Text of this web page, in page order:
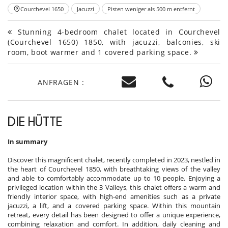
Courchevel 1650 Jacuzzi Pisten weniger als 500 m entfernt
Stunning 4-bedroom chalet located in Courchevel
(Courchevel 1650) 1850, with jacuzzi, balconies, ski
room, boot warmer and 1 covered parking space.
ANFRAGEN :
DIE HÜTTE
In summary
Discover this magnificent chalet, recently completed in 2023, nestled in
the heart of Courchevel 1850, with breathtaking views of the valley
and able to comfortably accommodate up to 10 people. Enjoying a
privileged location within the 3 Valleys, this chalet offers a warm and
friendly interior space, with high-end amenities such as a private
jacuzzi, a lift, and a covered parking space. Within this mountain
retreat, every detail has been designed to offer a unique experience,
combining relaxation and comfort. In addition, daily cleaning and